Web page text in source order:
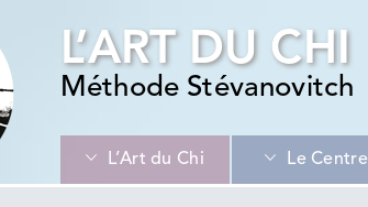
L’ART DU CHI
Méthode Stévanovitch
L’Art du Chi Le Centre